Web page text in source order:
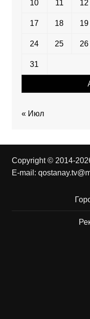
10 11 12
17 18 19
24 25 26
31
« Июл
Copyright © 2014-
E-mail: